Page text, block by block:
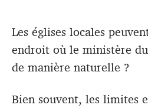
Les églises locales
endroit où le ministère
de manière naturelle ?
Bien souvent, les limites